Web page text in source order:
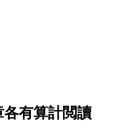
各有算計閲讀